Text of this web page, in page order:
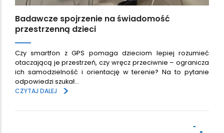
Badawcze spojrzenie na świadomość
przestrzenną dzieci
Czy smartfon z GPS pomaga dzieciom lepiej rozumieć
otaczającą je przestrzeń, czy wręcz przeciwnie – ogranicza
ich samodzielność i orientację w terenie? Na to pytanie
odpowiedzi szukał…
CZYTAJ DALEJ
>